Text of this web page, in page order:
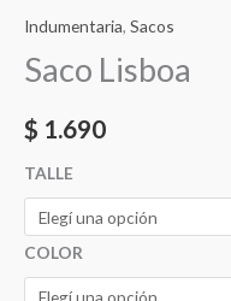
Indumentaria, Sacos
Saco Lisboa
$ 1.690
TALLE
COLOR